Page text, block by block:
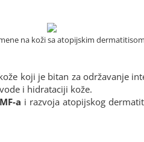
okviru paketa. Hvala
Vam najlepše!
Tanja
na koži sa atopijskim dermatitisom
koji je bitan za održavanje
i hidrataciji kože.
a i razvoja atopijskog